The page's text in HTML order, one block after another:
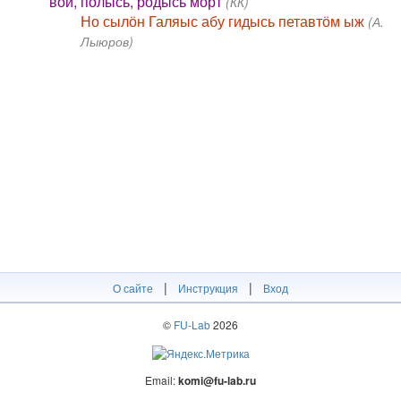
Но сылӧн Галяыс абу гидысь петавтӧм ыж (А.
Лыюров)
О сайте | Инструкция | Вход
© FU-Lab2026
Email:komi@fu-lab.ru